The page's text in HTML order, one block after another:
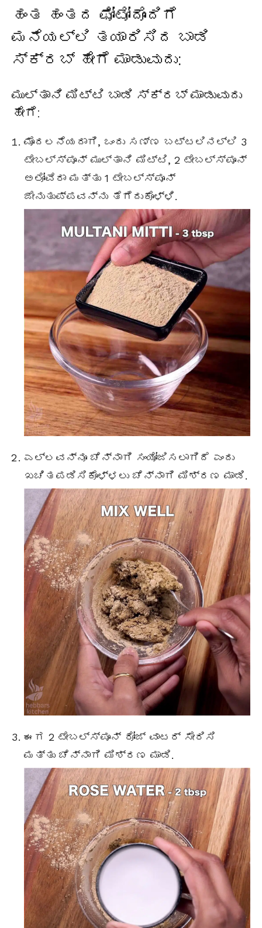
ಹಂತ ಹಂತದ ಫೋಟೋದೊಂದಿಗೆ
ಮನೆಯಲ್ಲಿ ತಯಾರಿಸಿದ ಬಾಡಿ
ಸ್ಕ್ರಬ್ ಹೇಗೆ ಮಾಡುವುದು:
ಮುಲ್ತಾನಿ ಮಿಟ್ಟಿ ಬಾಡಿ ಸ್ಕ್ರಬ್ ಮಾಡುವುದು
ಹೇಗೆ:
ಮೊದಲನೆಯದಾಗಿ, ಒಂದು ಸಣ್ಣ ಬಟ್ಟಲಿನಲ್ಲಿ 3
ಟೇಬಲ್ಸ್ಪೂನ್ ಮುಲ್ತಾನಿ ಮಿಟ್ಟಿ, 2 ಟೇಬಲ್ಸ್ಪೂನ್
ಅಲೋವೆರಾ ಮತ್ತು 1 ಟೇಬಲ್ಸ್ಪೂನ್
ಜೇನುತುಪ್ಪವನ್ನು ತೆಗೆದುಕೊಳ್ಳಿ.
ಎಲ್ಲವನ್ನೂ ಚೆನ್ನಾಗಿ ಸಂಯೋಜಿಸಲಾಗಿದೆ ಎಂದು
ಖಚಿತಪಡಿಸಿಕೊಳ್ಳಲು ಚೆನ್ನಾಗಿ ಮಿಶ್ರಣ ಮಾಡಿ.
ಈಗ 2 ಟೇಬಲ್ಸ್ಪೂನ್ ರೋಜ್ ವಾಟರ್ ಸೇರಿಸಿ
ಮತ್ತು ಚೆನ್ನಾಗಿ ಮಿಶ್ರಣ ಮಾಡಿ.